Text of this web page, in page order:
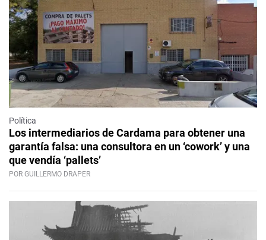
Política
Los intermediarios de Cardama para obtener una
garantía falsa: una consultora en un ‘cowork’ y una
que vendía ‘pallets’
POR GUILLERMO DRAPER